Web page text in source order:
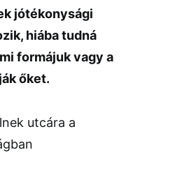
jótékonysági
hiába tudná
formájuk vagy a
őket.